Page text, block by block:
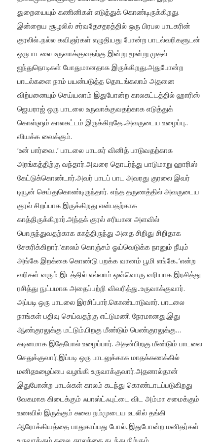
துறையையும் கணினிகள் எடுத்துக் கொண்டிருக்கிறது.
இன்றைய சூழலில் சர்வதேசதரத்தில் ஒரு பிரபல பாடகரின்
குரலில்..நல்ல கவிஞர்கள் எழுதியது போன்ற பாடல்வரிகளுடன்
ஒருபாடலை உருவாக்குவதற்கு இன்று மூன்று முதல்
ஐந்துநொடிகள் போதுமானதாக இருக்கிறது.அதுபோன்ற
பாடல்களை நாம் பயன்படுத்த தொடங்கலாம் அதனை
விற்பனையும் செய்யலாம் இதுபோன்ற காலகட்டத்தில் ஹாரிஸ்
ஜெயராஜ் ஒரு பாடலை உருவாக்குவதற்காக எடுத்துக்
கொள்ளும் காலகட்டம் இருக்கிறதே..அவருடைய உழைப்பு..
வியக்க வைக்கும்.
‘உன் பார்வை..’ பாடலை பாடகர் வினித் பாடுவதற்காக
அரங்கத்திற்கு வந்தார்.அவரை தொடர்ந்து பாடுமாறு ஹாரிஸ்
கேட்டுக்கொண்டார்.அவர் பாடப் பாட அவரது குரலை இவர்
டியூன் செய்துகொண்டிருந்தார். எந்த தருணத்தில் அவருடைய
குரல் சிறப்பாக இருக்கிறது என்பதற்காக
காத்திருக்கிறார்.அந்தக் குரல் சரியான அளவில்
பொருந்துவதற்காக காத்திருந்து அதை சிறிது சிறிதாக
சேகரிக்கிறார்.’காலம் கொஞ்சம் ஓய்வெடுக்க நானும் நீயும்
அங்கே இறக்கை கொண்டு பறக்க வானம் பூமி எங்கே..’என்ற
வரிகள் வரும் இடத்தில் எல்லாம் ஒவ்வொரு வரியாக இரசித்து
ரசித்து நுட்பமாக அதைப்பற்றி விவரித்து..உருவாக்குவார்.
அப்படி ஒரு பாடலை இரசிப்பார்.கொண்டாடுவார்.‌ பாடலை
நாங்கள் பதிவு செய்வதற்கு எட்டுமணி நேரமானது.‌இது
ஆண்குரலுக்கு மட்டும்.பிறகு மீண்டும் பெண்குரலுக்கு…
கடினமாக இதேபோல் உழைப்பார். அதன்பிறகு மீண்டும் பாடலை
செதுக்குவார்.இப்படி ஒரு பாடலுக்காக மாதக்கணக்கில்
மனிதஉழைப்பை வழங்கி உருவாக்குவார்.அதனால்தான்
இதுபோன்ற பாடல்கள் காலம் கடந்து கொண்டாடப்படுகிறது
வேகமாக கிடைக்கும் ஃபாஸ்ட்ஃபுட்டை விட அம்மா சமைக்கும்
உணவில் இருக்கும் சுவை நம்முடைய உடலில் தங்கி
ஆரோக்கியத்தை பாதுகாப்பது போல்..இதுபோன்ற மனிதர்கள்